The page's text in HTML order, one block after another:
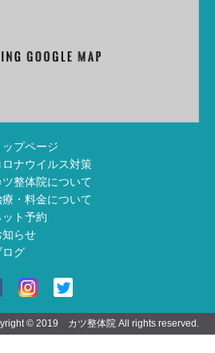
ップページ
ロナウイルス対策
ツ整体院について
療・料金について
ット予約
知らせ
ログ
© 2019 カツ整体院 All rights reserved.